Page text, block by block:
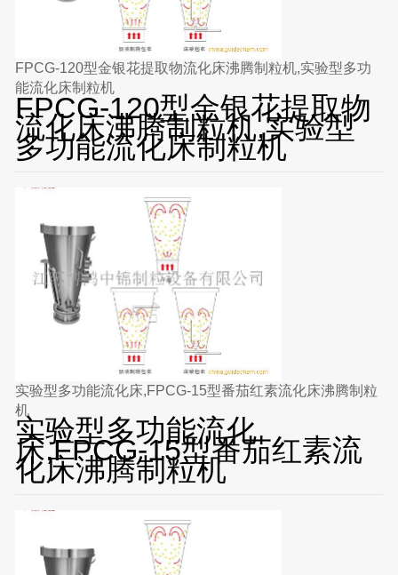
FPCG-120型金银花提取物流化床沸腾制粒机,实验型多功
能流化床制粒机
FPCG-120型金银花提取物
流化床沸腾制粒机,实验型
多功能流化床制粒机
实验型多功能流化床,FPCG-15型番茄红素流化床沸腾制粒
机
实验型多功能流化
床,FPCG-15型番茄红素流
化床沸腾制粒机